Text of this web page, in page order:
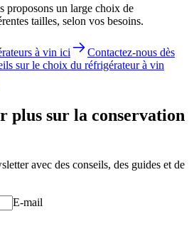
proposons un large choix de
tailles, selon vos besoins.
à vin ici
Contactez-nous dès
sur le choix du réfrigérateur à vin
plus sur la conservation
avec des conseils, des guides et de
E-mail